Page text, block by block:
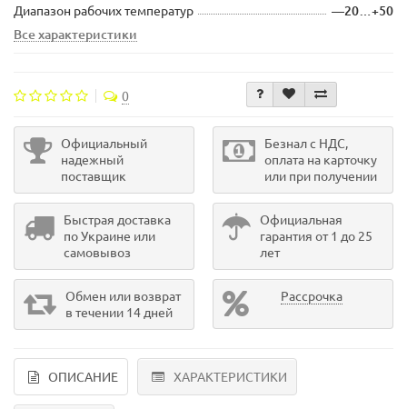
Диапазон рабочих температур
—20…+50
Все характеристики
0
Официальный
надежный
поставщик
Безнал с НДС,
оплата на карточку
или при получении
Быстрая доставка
по Украине или
самовывоз
Официальная
гарантия от 1 до 25
лет
Обмен или возврат
в течении 14 дней
Рассрочка
ОПИСАНИЕ ХАРАКТЕРИСТИКИ